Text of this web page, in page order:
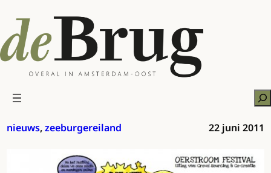
naar
de
inhoud
nieuws, zeeburgereiland 22 juni 2011